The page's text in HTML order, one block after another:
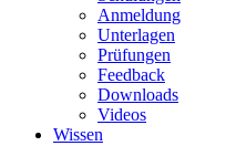
Anmeldung
Unterlagen
Prüfungen
Feedback
Downloads
Videos
Wissen